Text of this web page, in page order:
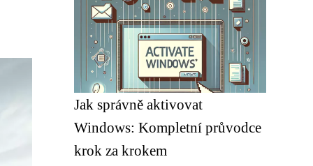
Jak správně aktivovat
Windows: Kompletní průvodce
krok za krokem